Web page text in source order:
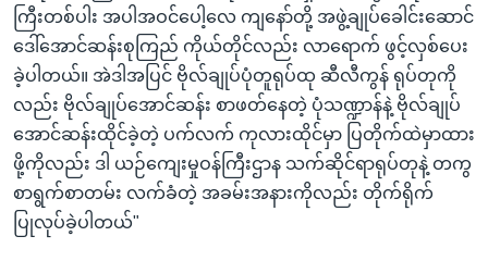
ကြီးတစ်ပါး အပါအဝင်ပေါ့လေ ကျနော်တို့ အဖွဲ့ချုပ်ခေါင်းဆောင်
ဒေါ်အောင်ဆန်းစုကြည် ကိုယ်တိုင်လည်း လာရောက် ဖွင့်လှစ်ပေး
ခဲ့ပါတယ်။ အဲဒါအပြင် ဗိုလ်ချုပ်ပုံတူရုပ်ထု ဆီလီကွန် ရုပ်တုကို
လည်း ဗိုလ်ချုပ်အောင်ဆန်း စာဖတ်နေတဲ့ ပုံသဏ္ဍာန်နဲ့ ဗိုလ်ချုပ်
အောင်ဆန်းထိုင်ခဲ့တဲ့ ပက်လက် ကုလားထိုင်မှာ ပြတိုက်ထဲမှာထား
ဖို့ကိုလည်း ဒါ ယဉ်ကျေးမှုဝန်ကြီးဌာန သက်ဆိုင်ရာရုပ်တုနဲ့ တကွ
စာရွက်စာတမ်း လက်ခံတဲ့ အခမ်းအနားကိုလည်း တိုက်ရိုက်
ပြုလုပ်ခဲ့ပါတယ်"